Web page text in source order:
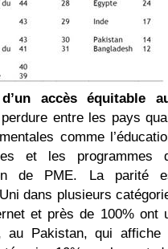
accès équitable
entre les pays
comme
et les programmes
de PME. La parité
dans plusieurs
et près de 100% ont
au Pakistan, qui affiche